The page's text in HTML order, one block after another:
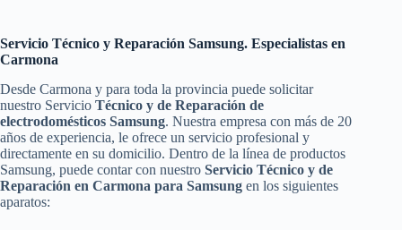
Servicio Técnico y Reparación Samsung. Especialistas en
Carmona
Desde Carmona y para toda la provincia puede solicitar
nuestro Servicio Técnico y de Reparación de
electrodomésticos Samsung. Nuestra empresa con más de 20
años de experiencia, le ofrece un servicio profesional y
directamente en su domicilio. Dentro de la línea de productos
Samsung, puede contar con nuestro Servicio Técnico y de
Reparación en Carmona para Samsung en los siguientes
aparatos: